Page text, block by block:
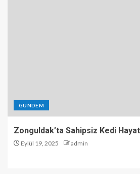
GÜNDEM
Zonguldak’ta Sahipsiz Kedi
Eylül 19, 2025 admin